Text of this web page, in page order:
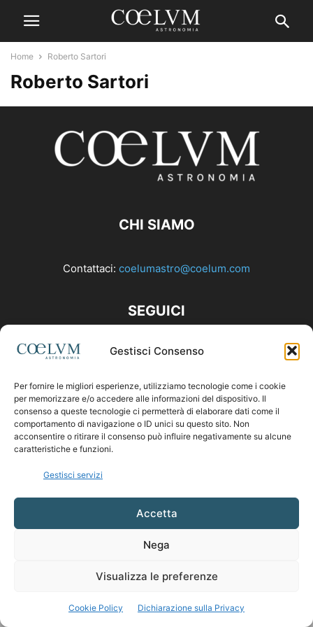
Gestisci Consenso
Per fornire le migliori esperienze, utilizziamo tecnologie come i cookie
per memorizzare e/o accedere alle informazioni del dispositivo. Il
consenso a queste tecnologie ci permetterà di elaborare dati come il
comportamento di navigazione o ID unici su questo sito. Non
acconsentire o ritirare il consenso può influire negativamente su alcune
caratteristiche e funzioni.
Gestisci servizi
Accetta
Nega
Visualizza le preferenze
Cookie Policy Dichiarazione sulla Privacy
Home Roberto Sartori
Roberto Sartori
CHI SIAMO
Contattaci: coelumastro@coelum.com
SEGUICI